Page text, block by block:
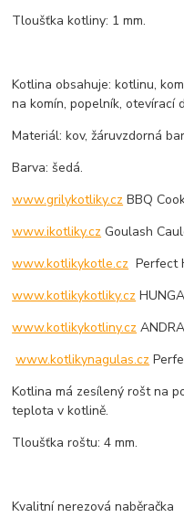
Tloušťka kotliny: 1 mm.
Kotlina obsahuje: kotlinu,
na komín, popelník, otevírací
Materiál: kov, žáruvzdorná
Barva: šedá.
www.grilykotliky.cz BBQ
www.ikotliky.cz Goulash
www.kotlikykotle.cz Perfect
www.kotlikykotliky.cz
www.kotlikykotliny.cz
www.kotlikynagulas.cz
Kotlina má zesílený rošt na
teplota v kotlině.
Tloušťka roštu: 4 mm.
Kvalitní nerezová naběračka